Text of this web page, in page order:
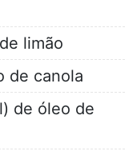
limão
de canola
de óleo de